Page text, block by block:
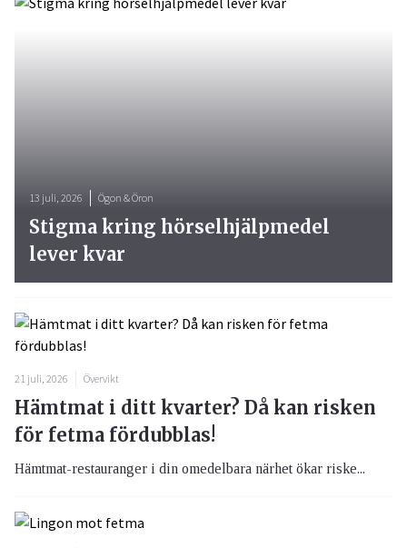
21 juli, 2026 Övervikt
Hämtmat i ditt kvarter? Då kan risken
för fetma fördubblas!
Hämtmat-restauranger i din omedelbara närhet ökar riske...
13 juli, 2026 Ögon & Öron
Stigma kring hörselhjälpmedel
lever kvar